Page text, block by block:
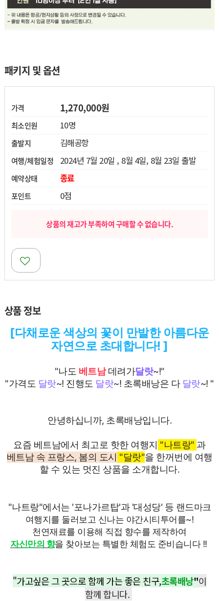
열기
열기
열기
열기
패키지 및 옵션
가격 1,270,000원
최소인원 10명
출발지 김해공항
여행/체험일정 2024년 7월 20일 , 8월 4일, 8월 23일 출발
예약상태 종료
포인트 0점
상품의 재고가 부족하여 구매할 수 없습니다.
상품 정보
[다채로운 색상의 꽃이 만발한 아름다운
자연으로 초대합니다! ]
"나도 베트남데려가달랏~!"
"가격도 달랏~! 진행도 달랏~! 초록배낭은 다 달랏~! "
안녕하십니까, 초록배낭입니다.
요즘 베트남에서 최고로 핫한 여행지 "나트랑" 과
베트남 속 프랑스, 봄의 도시 "달랏"을 한꺼번에 여행
할 수 있는 멋진 상품을 소개합니다.
"나트랑"에서는 '포나가르탑'과 '대성당' 등 랜드마크
여행지를 둘러보고 신나는 야간시티투어를~!
천연재료를 이용해 직접 향수를 제작하여
자신만의 향을 찾아보는 특별한 체험도 준비습니다 !!
"가고싶은 그 곳으로 함께 가는 좋은 친구,초록배낭"이
함께 합니다.